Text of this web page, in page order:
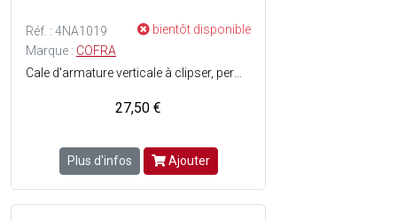
Réf. : 4NA1019
bientôt disponible
Marque : COFRA
27,50 €
Plus d'infos Ajouter